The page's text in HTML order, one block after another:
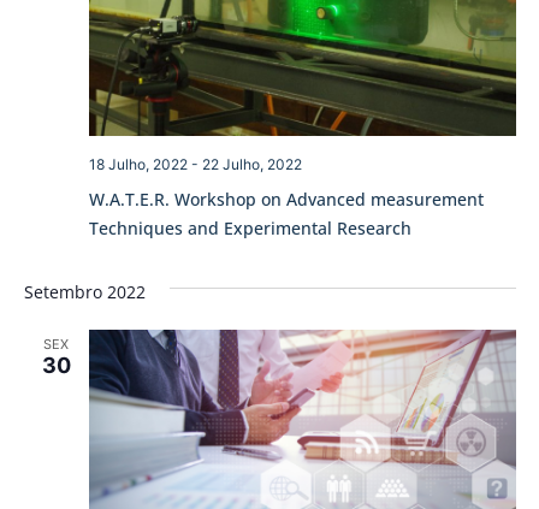
W.A.T.E.R. Workshop on Advanced measurement
Techniques and Experimental Research
18 Julho, 2022- 22 Julho, 2022
Setembro 2022
SEX
30